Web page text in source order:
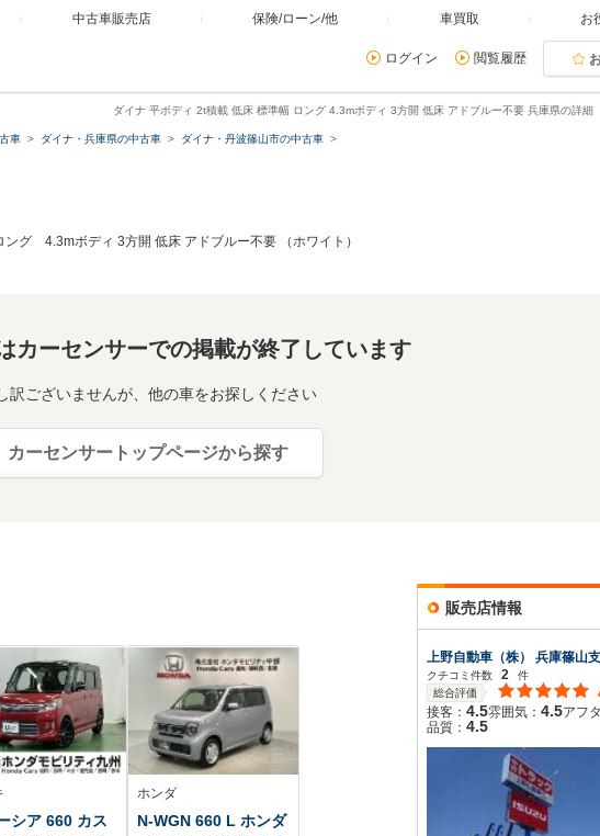
中古車販売店 保険/ローン/他 車買取 お
ログイン 閲覧履歴
ダイナ 平ボディ 2t積載 低床 標準幅 ロング 4.3mボディ 3方開 低床 アドブルー不要 兵庫県の詳細
車 ダイナ・兵庫県の中古車
ダイナ・丹波篠山市の中古車
ング 4.3mボディ 3方開 低床 アドブルー不要 （ホワイト）
カーセンサーでの掲載が終了しています
訳ございませんが、他の車をお探しください
カーセンサートップページから探す
シア 660 カス
ホンダ
N-WGN 660 L ホンダ
販売店情報
上野自動車（株） 兵庫篠山
クチコミ件数 2
件
総合評価
接客： 4.5雰囲気： 4.5アフ
品質： 4.5